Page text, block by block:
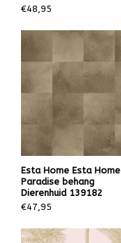
€48,95
Esta Home Esta Home
Paradise behang
Dierenhuid 139182
€47,95